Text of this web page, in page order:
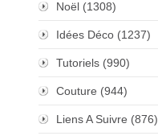
Noël (1308)
Idées Déco (1237)
Tutoriels (990)
Couture (944)
Liens A Suivre (876)